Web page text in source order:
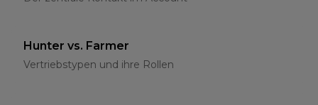
Hunter vs. Farmer
Vertriebstypen und ihre Rollen